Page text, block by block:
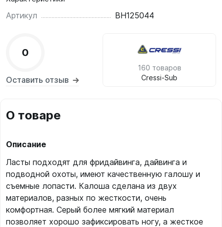
Артикул BH125044
0
Оставить отзыв
160 товаров
Cressi-Sub
О товаре
Описание
Ласты подходят для фридайвинга, дайвинга и
подводной охоты, имеют качественную галошу и
съемные лопасти. Калоша сделана из двух
материалов, разных по жесткости, очень
комфортная. Серый более мягкий материал
позволяет хорошо зафиксировать ногу, а жесткое